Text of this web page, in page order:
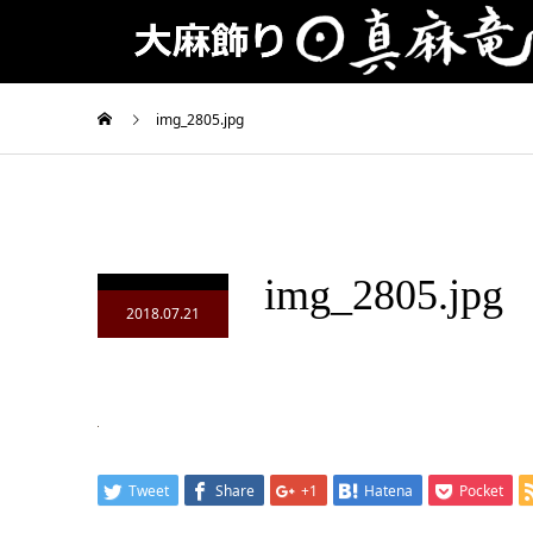
img_2805.jpg
2018.07.21 img_2805.jpg
Tweet Share +1 Hatena Pocket